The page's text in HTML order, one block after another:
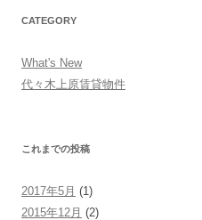
CATEGORY
What's New
代々木上原賃貸物件
これまでの投稿
2017年5月 (1)
2015年12月 (2)